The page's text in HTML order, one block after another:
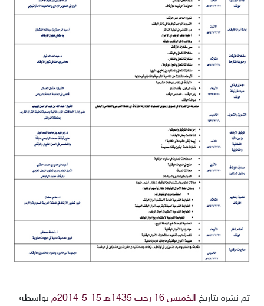
تم نشره بتاريخ الخميس 16 رجب 1435هـ 15-5-2014م
بواسطة